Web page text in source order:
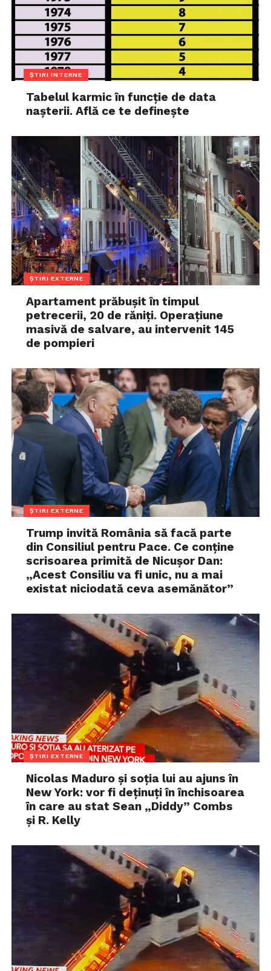
ȘTIRI INTERNE
Tabelul karmic în funcție de data
nașterii. Află ce te definește
ȘTIRI EXTERNE
Apartament prăbușit în timpul
petrecerii, 20 de răniți. Operațiune
masivă de salvare, au intervenit 145
de pompieri
ȘTIRI EXTERNE
Trump invită România să facă parte
din Consiliul pentru Pace. Ce conține
scrisoarea primită de Nicușor Dan:
„Acest Consiliu va fi unic, nu a mai
existat niciodată ceva asemănător”
ȘTIRI EXTERNE
Nicolas Maduro și soția lui au ajuns în
New York: vor fi deținuți în închisoarea
în care au stat Sean „Diddy” Combs
și R. Kelly